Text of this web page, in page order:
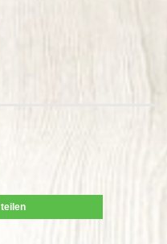
teilen